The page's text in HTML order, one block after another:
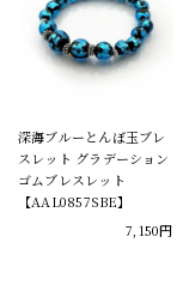
深海ブルーとんぼ玉ブレ
スレット グラデーション
ゴムブレスレット
【AAL0857SBE】
7,150円